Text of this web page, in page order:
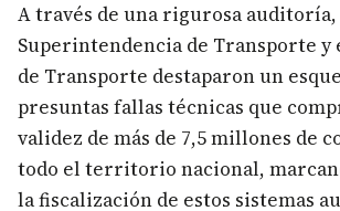
A través de una rigurosa
Superintendencia de Transporte
de Transporte destaparon un
presuntas fallas técnicas que
validez de más de 7,5 millones de
todo el territorio nacional,
la fiscalización de estos sistemas